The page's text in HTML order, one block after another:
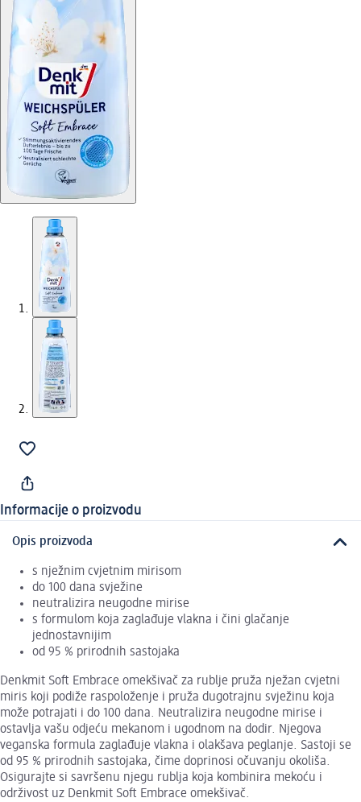
Informacije o proizvodu
Opis proizvoda
s nježnim cvjetnim mirisom
do 100 dana svježine
neutralizira neugodne mirise
s formulom koja zaglađuje vlakna i čini glačanje
jednostavnijim
od 95 % prirodnih sastojaka
Denkmit Soft Embrace omekšivač za rublje pruža nježan cvjetni
miris koji podiže raspoloženje i pruža dugotrajnu svježinu koja
može potrajati i do 100 dana. Neutralizira neugodne mirise i
ostavlja vašu odjeću mekanom i ugodnom na dodir. Njegova
veganska formula zaglađuje vlakna i olakšava peglanje. Sastoji se
od 95 % prirodnih sastojaka, čime doprinosi očuvanju okoliša.
Osigurajte si savršenu njegu rublja koja kombinira mekoću i
održivost uz Denkmit Soft Embrace omekšivač.